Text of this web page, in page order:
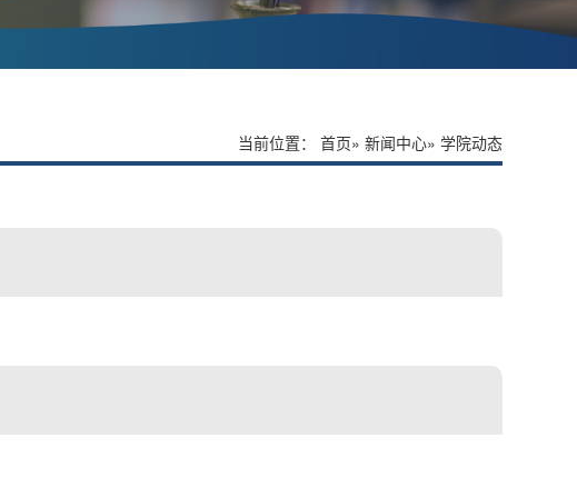
当前位置： 首页» 新闻中心» 学院动态